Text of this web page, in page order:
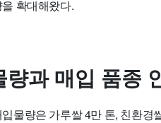
확대해왔다.
량과 매입 품종
물량은 가루쌀 4만 톤, 친환경